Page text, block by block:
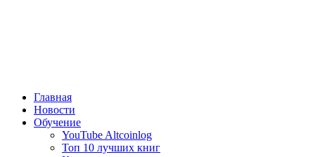
Главная
Новости
Обучение
YouTube Altcoinlog
Топ 10 лучших книг